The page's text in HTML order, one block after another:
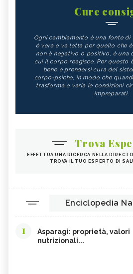
Cure
Ogni cambiamento è una fonte di
è vera e va letta per quello che
non è negativo o positivo, è una
cui il corpo reagisce. Per questo
bene e prendersi cura del
corpo-psiche, in modo che
trasforma e varia le condizioni
impreparati.
Trova
EFFETTUA UNA RICERCA NELLA
TROVA IL TUO ESPERTO DI
Enciclopedia
1
Asparagi: proprietà, valori
nutrizionali...